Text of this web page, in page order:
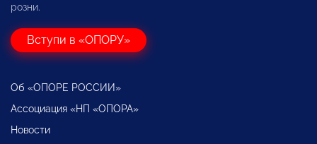
розни.
Вступи в «ОПОРУ»
Об «ОПОРЕ РОССИИ»
Ассоциация «НП «ОПОРА»
Новости